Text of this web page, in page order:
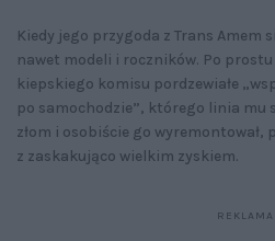
Kiedy jego przygoda z Trans Amem
nawet modeli i roczników. Po
kiepskiego komisu pordzewiałe
po samochodzie”, którego linia mu
złom i osobiście go wyremontował,
z zaskakująco wielkim zyskiem.